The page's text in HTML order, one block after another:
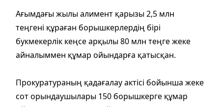
Ағымдағы жылы алимент қарызы 2,5 млн
теңгені құраған борышкерлердің бірі
букмекерлік кеңсе арқылы 80 млн теңге жеке
айналыммен құмар ойындарға қатысқан.
Прокуратураның қадағалау актісі бойынша жеке
сот орындаушылары 150 борышкерге құмар